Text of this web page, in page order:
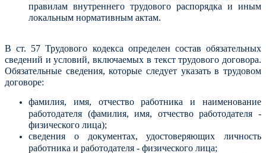
правилам внутреннего трудового распорядка и иным
локальным нормативным актам.
В ст. 57 Трудового кодекса определен состав обязательных
сведений и условий, включаемых в текст трудового договора.
Обязательные сведения, которые следует указать в трудовом
договоре:
фамилия, имя, отчество работника и наименование
работодателя (фамилия, имя, отчество работодателя -
физического лица);
сведения о документах, удостоверяющих личность
работника и работодателя - физического лица;